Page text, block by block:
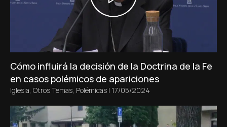
Cómo influirá la decisión de la Doctrina de la Fe
en casos polémicos de apariciones
Iglesia, Otros Temas, Polémicas | 17/05/2024